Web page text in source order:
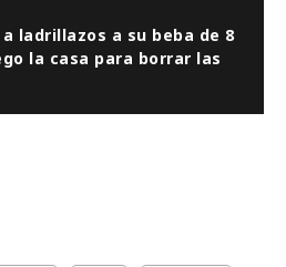
ladrillazos a su beba de 8
la casa para borrar las